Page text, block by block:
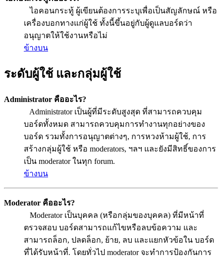
ไอคอนกระทู้ ผู้เขียนต้องการระบุเพื่อเป็นสัญลักษณ์ หรือ
เครื่องบอกทางแก่ผู้ใช้ ทั้งนี้ขึ้นอยู่กับผู้ดูแลบอร์ดว่า
อนุญาตให้ใช้งานหรือไม่
ข้างบน
ระดับผู้ใช้ และกลุ่มผู้ใช้
Administrator คืออะไร?
Administrator เป็นผู้ที่มีระดับสูงสุด ที่สามารถควบคุม
บอร์ดทั้งหมด สามารถควบคุมการทำงานทุกอย่างของ
บอร์ด รวมทั้งการอนุญาตต่างๆ, การหวงห้ามผู้ใช้, การ
สร้างกลุ่มผู้ใช้ หรือ moderators, ฯลฯ และยังมีสิทธิ์ของการ
เป็น moderator ในทุก forum.
ข้างบน
Moderator คืออะไร?
Moderator เป็นบุคคล (หรือกลุ่มของบุคคล) ที่มีหน้าที่
ตรวจสอบ บอร์ดสามารถแก้ไขหรือลบข้อความ และ
สามารถล็อก, ปลดล็อก, ย้าย, ลบ และแยกหัวข้อใน บอร์ด
ที่ได้รับหน้าที่. โดยทั่วไป moderator จะทำการป้องกันการ